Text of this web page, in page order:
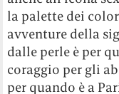
la palette dei
avventure della
dalle perle è per
coraggio per gli
per quando è a